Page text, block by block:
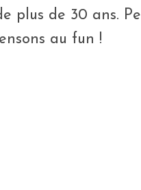
plus de 30 ans.
au fun !